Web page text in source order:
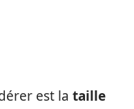
est la taille